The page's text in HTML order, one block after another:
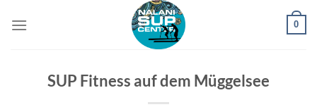
Inhalt
0
SUP Fitness auf dem Müggelsee